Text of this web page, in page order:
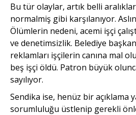
Bu tür olaylar, artık belli
normalmiş gibi karşılanıyor.
Ölümlerin nedeni, acemi işçi
ve denetimsizlik. Belediye
reklamları işçilerin canına mal
beş işçi öldü. Patron büyük
sayılıyor.
Sendika ise, henüz bir açıklama
sorumluluğu üstlenip gerekli